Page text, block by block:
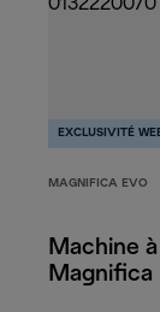
EXCLUSIVITÉ
MAGNIFICA EVO
Machine
Magnifica